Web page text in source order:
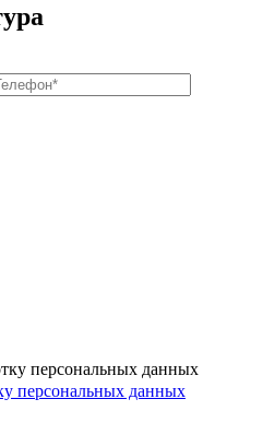
персональных данных
персональных данных